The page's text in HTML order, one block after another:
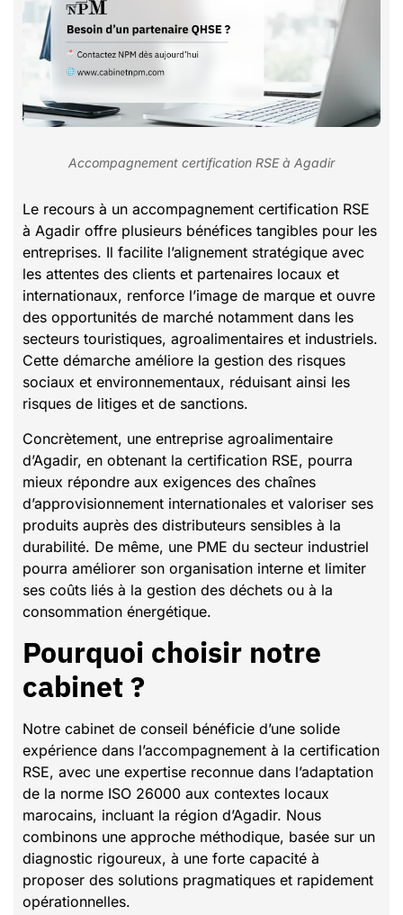
Accompagnement certification RSE à Agadir
Le recours à un accompagnement certification RSE
à Agadir offre plusieurs bénéfices tangibles pour les
entreprises. Il facilite l’alignement stratégique avec
les attentes des clients et partenaires locaux et
internationaux, renforce l’image de marque et ouvre
des opportunités de marché notamment dans les
secteurs touristiques, agroalimentaires et industriels.
Cette démarche améliore la gestion des risques
sociaux et environnementaux, réduisant ainsi les
risques de litiges et de sanctions.
Concrètement, une entreprise agroalimentaire
d’Agadir, en obtenant la certification RSE, pourra
mieux répondre aux exigences des chaînes
d’approvisionnement internationales et valoriser ses
produits auprès des distributeurs sensibles à la
durabilité. De même, une PME du secteur industriel
pourra améliorer son organisation interne et limiter
ses coûts liés à la gestion des déchets ou à la
consommation énergétique.
Pourquoi choisir notre
cabinet ?
Notre cabinet de conseil bénéficie d’une solide
expérience dans l’accompagnement à la certification
RSE, avec une expertise reconnue dans l’adaptation
de la norme ISO 26000 aux contextes locaux
marocains, incluant la région d’Agadir. Nous
combinons une approche méthodique, basée sur un
diagnostic rigoureux, à une forte capacité à
proposer des solutions pragmatiques et rapidement
opérationnelles.